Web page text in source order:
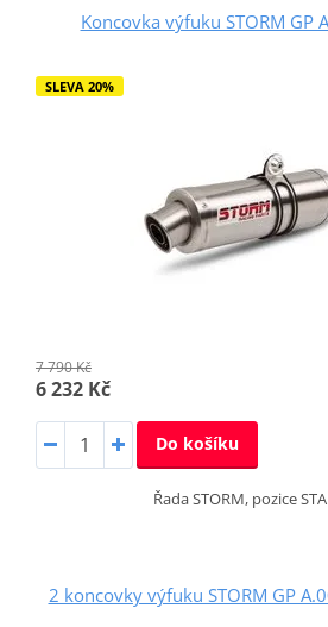
Koncovka výfuku STORM GP
SLEVA 20%
7 790 Kč
6 232 Kč
Do košíku
Řada STORM, pozice
2 koncovky výfuku STORM GP